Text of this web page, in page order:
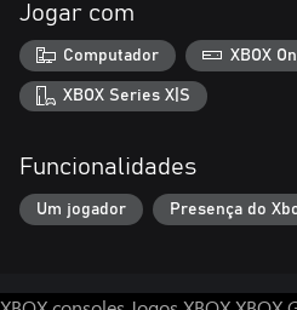
Jogar com
Computador XBOX
XBOX Series X|S
Funcionalidades
Um jogador Presença do